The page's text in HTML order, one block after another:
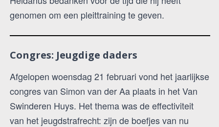
genomen om een pleittraining te geven.
Congres: Jeugdige daders
Afgelopen woensdag 21 februari vond het jaarlijkse
congres van Simon van der Aa plaats in het Van
Swinderen Huys. Het thema was de effectiviteit
van het jeugdstrafrecht: zijn de boefjes van nu